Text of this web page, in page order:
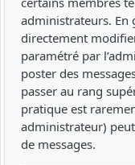
administrateurs. En
directement
paramétré par
poster des
passer au rang
pratique est
administrateur)
de messages.